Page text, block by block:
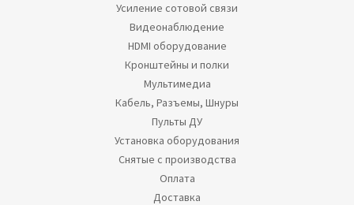
Усиление сотовой связи
Видеонаблюдение
HDMI оборудование
Кронштейны и полки
Мультимедиа
Кабель, Разъемы, Шнуры
Пульты ДУ
Установка оборудования
Снятые с производства
Оплата
Доставка